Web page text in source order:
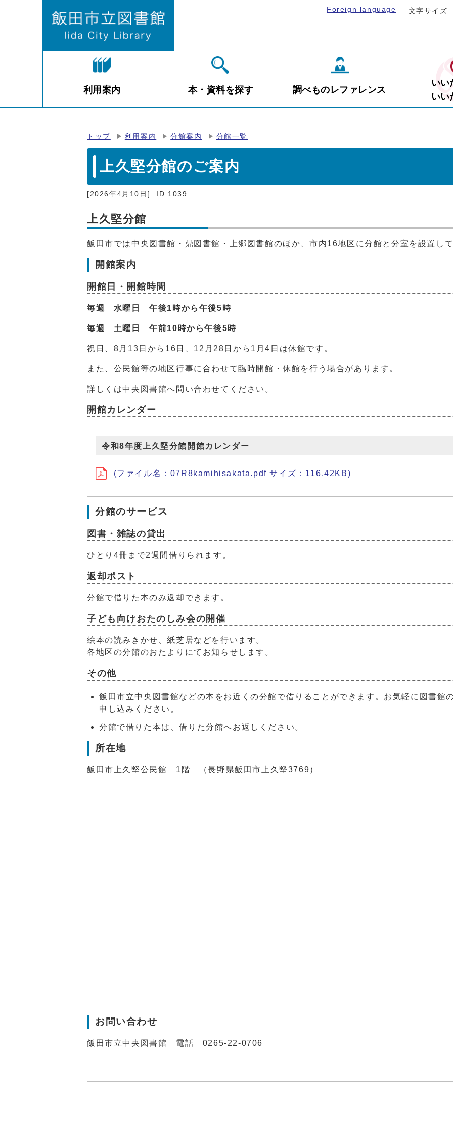
Foreign language 文字サイズ
利用案内 本・資料を探す 調べものレファレンス
いい
いい
トップ 利用案内 分館案内 分館一覧
上久堅分館のご案内
[2026年4月10日] ID:1039
上久堅分館
飯田市では中央図書館・鼎図書館・上郷図書館のほか、市内16地区に分館と分室を設置して
開館案内
開館日・開館時間
毎週 水曜日 午後1時から午後5時
毎週 土曜日 午前10時から午後5時
祝日、8月13日から16日、12月28日から1月4日は休館です。
また、公民館等の地区行事に合わせて臨時開館・休館を行う場合があります。
詳しくは中央図書館へ問い合わせてください。
開館カレンダー
令和8年度上久堅分館開館カレンダー
(ファイル名：07R8kamihisakata.pdf サイズ：116.42KB)
分館のサービス
図書・雑誌の貸出
ひとり4冊まで2週間借りられます。
返却ポスト
分館で借りた本のみ返却できます。
子ども向けおたのしみ会の開催
絵本の読みきかせ、紙芝居などを行います。
各地区の分館のおたよりにてお知らせします。
その他
飯田市立中央図書館などの本をお近くの分館で借りることができます。お気軽に図書館
申し込みください。
分館で借りた本は、借りた分館へお返しください。
所在地
飯田市上久堅公民館 1階 （長野県飯田市上久堅3769）
お問い合わせ
飯田市立中央図書館 電話 0265-22-0706